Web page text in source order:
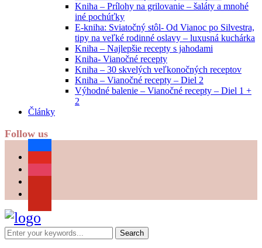
Kniha – Prílohy na grilovanie – šaláty a mnohé
iné pochúťky
E-kniha: Sviatočný stôl- Od Vianoc po Silvestra,
tipy na veľké rodinné oslavy – luxusná kuchárka
Kniha – Najlepšie recepty s jahodami
Kniha- Vianočné recepty
Kniha – 30 skvelých veľkonočných receptov
Kniha – Vianočné recepty – Diel 2
Výhodné balenie – Vianočné recepty – Diel 1 +
2
Články
Follow us